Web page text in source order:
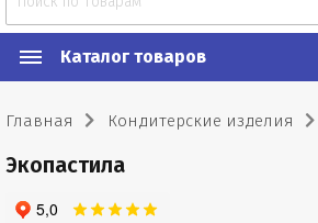
Каталог товаров
Главная Кондитерские изделия
Экопастила